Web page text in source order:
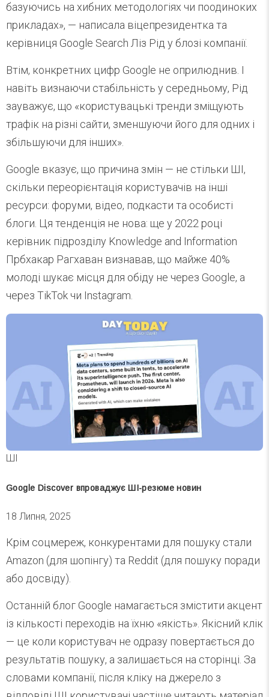
базуючись на хибних методологіях чи поодиноких
прикладах», — написала віцепрезидентка та
керівниця Google Search Ліз Рід у блозі компанії.
Втім, конкретних цифр Google не оприлюднив. І
навіть визнаючи стабільність у середньому, Рід
зауважує, що «користувацькі тренди зміщують
трафік на різні сайти, зменшуючи його для одних і
збільшуючи для інших».
Google вказує, що причина змін — не стільки ШІ,
скільки переорієнтація користувачів на інші
ресурси: форуми, відео, подкасти та особисті
блоги. Ця тенденція не нова: ще у 2022 році
керівник підрозділу Knowledge and Information
Прбхакар Рагхаван визнавав, що майже 40%
молоді шукає місця для обіду не через Google, а
через TikTok чи Instagram.
ШІ
Google Discover впроваджує ШІ-резюме новин
18 Липня, 2025
Крім соцмереж, конкурентами для пошуку стали
Amazon (для шопінгу) та Reddit (для пошуку поради
або досвіду).
Останній блог Google намагається змістити акцент
із кількості переходів на їхню «якість». Якісний клік
— це коли користувач не одразу повертається до
результатів пошуку, а залишається на сторінці. За
словами компанії, після кліку на джерело з